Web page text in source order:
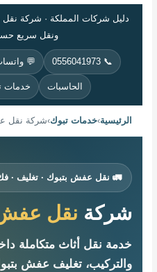
دليل شركات المملكة · شركة
ونقل سريع
📞 0556041973
💬
الحاسبات خدمات
الرئيسية›خدمات تبوك›شركة نقل
🚛 نقل عفش بتبوك · تغليف ·
شركة نقل
خدمة نقل أثاث متكاملة
والتركيب، تغليف عفش